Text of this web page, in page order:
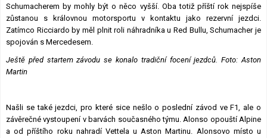
Schumacherem by mohly být o něco vyšší. Oba totiž příští rok nejspíše
zůstanou s královnou motorsportu v kontaktu jako rezervní jezdci.
Zatímco Ricciardo by měl plnit roli náhradníka u Red Bullu, Schumacher je
spojován s Mercedesem.
Ještě před startem závodu se konalo tradiční focení jezdců. Foto: Aston
Martin
Našli se také jezdci, pro které sice nešlo o poslední závod ve F1, ale o
závěrečné vystoupení v barvách současného týmu. Alonso opouští Alpine
a od příštího roku nahradí Vettela u Aston Martinu. Alonsovo místo u